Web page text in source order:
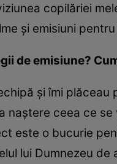
copilăriei
și emisiuni
de emisiune?
și îmi
naștere ceea ce
este o bucurie
lui Dumnezeu de